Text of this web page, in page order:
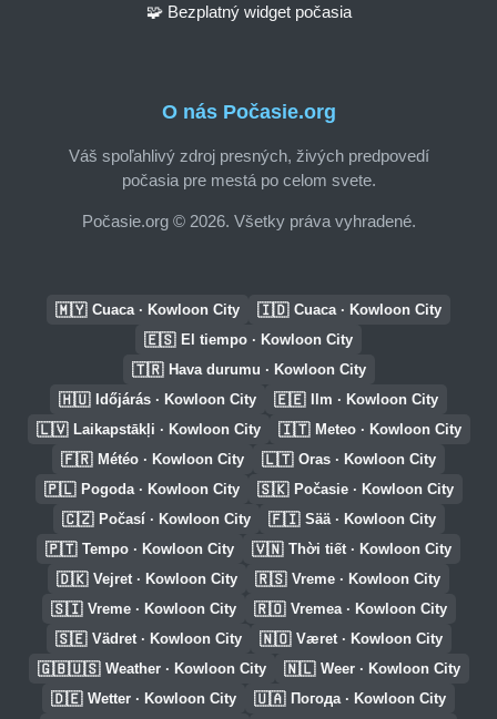
O nás Počasie.org
Váš spoľahlivý zdroj presných, živých predpovedí
počasia pre mestá po celom svete.
Počasie.org © 2026. Všetky práva vyhradené.
🧩 Bezplatný widget počasia
🇲🇾 Cuaca · Kowloon City 🇮🇩 Cuaca · Kowloon City
🇪🇸 El tiempo · Kowloon City
🇹🇷 Hava durumu · Kowloon City
🇭🇺 Időjárás · Kowloon City 🇪🇪 Ilm · Kowloon City
🇱🇻 Laikapstākļi · Kowloon City 🇮🇹 Meteo · Kowloon City
🇫🇷 Météo · Kowloon City 🇱🇹 Oras · Kowloon City
🇵🇱 Pogoda · Kowloon City 🇸🇰 Počasie · Kowloon City
🇨🇿 Počasí · Kowloon City 🇫🇮 Sää · Kowloon City
🇵🇹 Tempo · Kowloon City 🇻🇳 Thời tiết · Kowloon City
🇩🇰 Vejret · Kowloon City 🇷🇸 Vreme · Kowloon City
🇸🇮 Vreme · Kowloon City 🇷🇴 Vremea · Kowloon City
🇸🇪 Vädret · Kowloon City 🇳🇴 Været · Kowloon City
🇬🇧🇺🇸 Weather · Kowloon City 🇳🇱 Weer · Kowloon City
🇩🇪 Wetter · Kowloon City 🇺🇦 Погода · Kowloon City